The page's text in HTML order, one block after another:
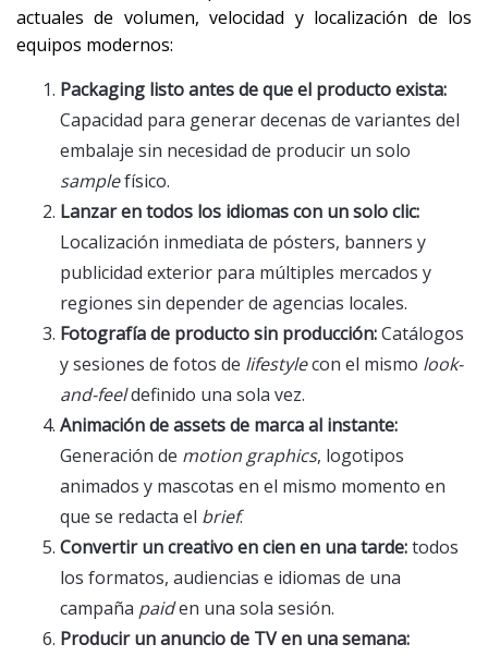
actuales de volumen, velocidad y localización de los
equipos modernos:
Packaging listo antes de que el producto exista:
Capacidad para generar decenas de variantes del
embalaje sin necesidad de producir un solo
samplefísico.
Lanzar en todos los idiomas con un solo clic:
Localización inmediata de pósters, banners y
publicidad exterior para múltiples mercados y
regiones sin depender de agencias locales.
Fotografía de producto sin producción:Catálogos
y sesiones de fotos de lifestylecon el mismo look-
and-feeldefinido una sola vez.
Animación de assets de marca al instante:
Generación de motion graphics, logotipos
animados y mascotas en el mismo momento en
que se redacta el brief.
Convertir un creativo en cien en una tarde:todos
los formatos, audiencias e idiomas de una
campaña paiden una sola sesión.
Producir un anuncio de TV en una semana: